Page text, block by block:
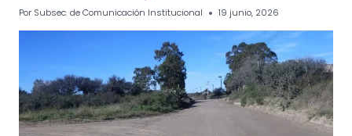
Por Subsec. de Comunicación Institucional 19 junio, 2026